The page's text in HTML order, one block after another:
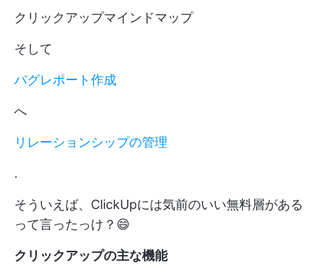
クリックアップマインドマップ
そして
バグレポート作成
へ
リレーションシップの管理
.
そういえば、ClickUpには気前のいい無料層がある
って言ったっけ？😄
クリックアップの主な機能